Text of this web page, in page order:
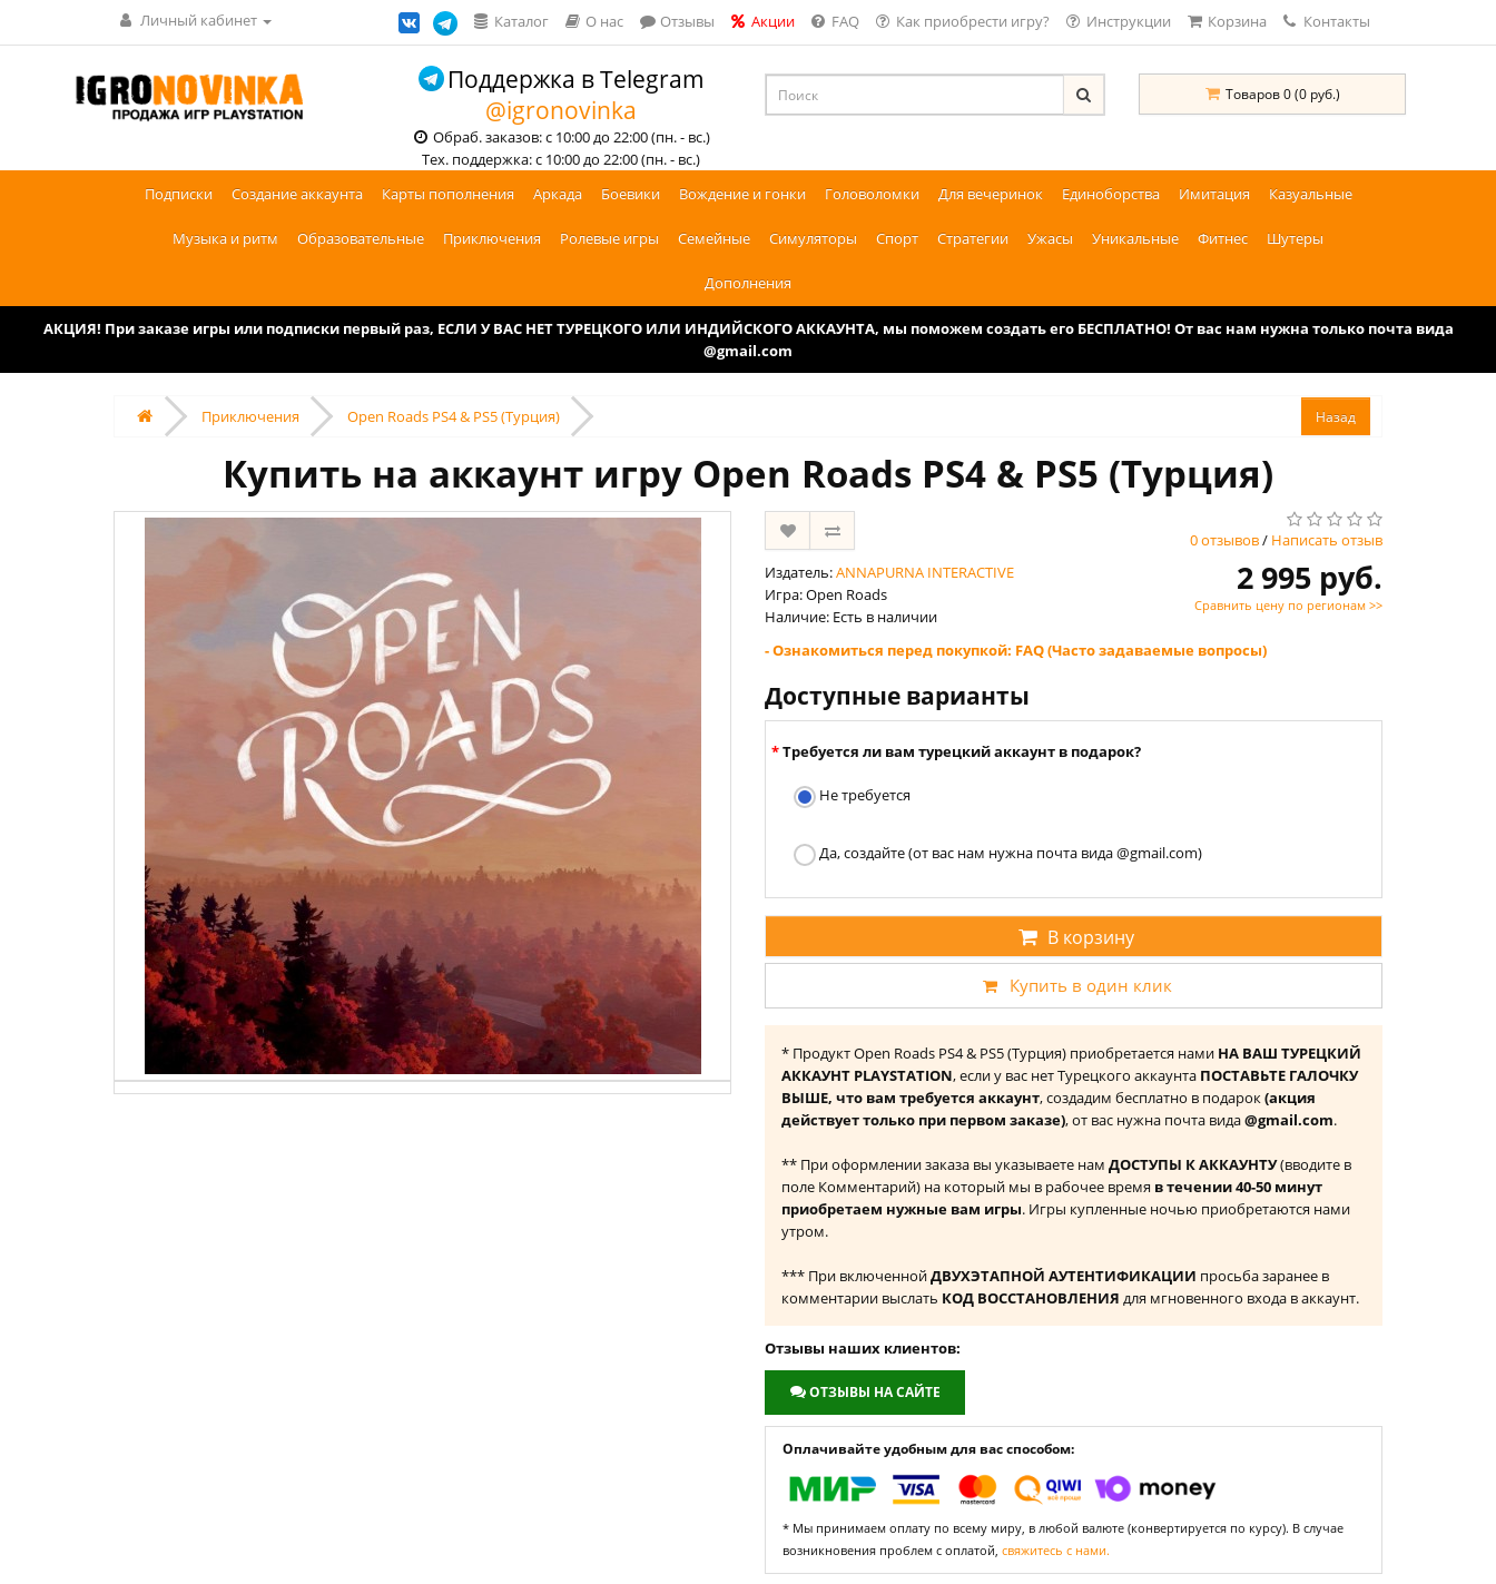
Личный кабинет Каталог О нас Отзывы Акции FAQ Как приобрести игру? Инструкции Корзина Контакты
Поддержка в Telegram
@igronovinka
Обраб. заказов: с 10:00 до 22:00 (пн. - вс.)
Тех. поддержка: с 10:00 до 22:00 (пн. - вс.)
Товаров 0 (0 руб.)
Подписки Создание аккаунта Карты пополнения Аркада Боевики Вождение и гонки Головоломки Для вечеринок Единоборства Имитация Казуальные
Музыка и ритм Образовательные Приключения Ролевые игры Семейные Симуляторы Спорт Стратегии Ужасы Уникальные Фитнес Шутеры
Дополнения
АКЦИЯ! При заказе игры или подписки первый раз, ЕСЛИ У ВАС НЕТ ТУРЕЦКОГО ИЛИ ИНДИЙСКОГО АККАУНТА, мы поможем создать его БЕСПЛАТНО! От вас нам нужна только почта вида
@gmail.com
Приключения Open Roads PS4 & PS5 (Турция)
Купить на аккаунт игру Open Roads PS4 & PS5 (Турция)
0 отзывов/ Написать отзыв
Издатель:ANNAPURNA INTERACTIVE
Игра: Open Roads
Наличие: Есть в наличии
2 995 руб.
Сравнить цену по регионам >>
- Ознакомиться перед покупкой: FAQ (Часто задаваемые вопросы)
Доступные варианты
Требуется ли вам турецкий аккаунт в подарок?
Не требуется
Да, создайте (от вас нам нужна почта вида @gmail.com)
В корзину
Купить в один клик
* Продукт Open Roads PS4 & PS5 (Турция) приобретается нами НА ВАШ ТУРЕЦКИЙ
АККАУНТ PLAYSTATION, если у вас нет Турецкого аккаунта ПОСТАВЬТЕ ГАЛОЧКУ
ВЫШЕ, что вам требуется аккаунт, создадим бесплатно в подарок(акция
действует только при первом заказе), от вас нужна почта вида@gmail.com.
** При оформлении заказа вы указываете нам ДОСТУПЫ К АККАУНТУ(вводите в
поле Комментарий) на который мы в рабочее время в течении 40-50 минут
приобретаем нужные вам игры. Игры купленные ночью приобретаются нами
утром.
*** При включеннойДВУХЭТАПНОЙ АУТЕНТИФИКАЦИИ просьба заранее в
комментарии выслать КОД ВОССТАНОВЛЕНИЯ для мгновенного входа в аккаунт.
Отзывы наших клиентов:
ОТЗЫВЫ НА САЙТЕ
Оплачивайте удобным для вас способом:
* Мы принимаем оплату по всему миру, в любой валюте (конвертируется по курсу). В случае
возникновения проблем с оплатой, свяжитесь с нами.